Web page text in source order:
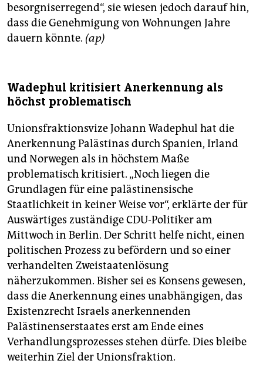
besorgniserregend“, sie wiesen jedoch darauf hin,
dass die Genehmigung von Wohnungen Jahre
dauern könnte. (ap)
Wadephul kritisiert Anerkennung als
höchst problematisch
Unionsfraktionsvize Johann Wadephul hat die
Anerkennung Palästinas durch Spanien, Irland
und Norwegen als in höchstem Maße
problematisch kritisiert. „Noch liegen die
Grundlagen für eine palästinensische
Staatlichkeit in keiner Weise vor“, erklärte der für
Auswärtiges zuständige CDU-Politiker am
Mittwoch in Berlin. Der Schritt helfe nicht, einen
politischen Prozess zu befördern und so einer
verhandelten Zweistaatenlösung
näherzukommen. Bisher sei es Konsens gewesen,
dass die Anerkennung eines unabhängigen, das
Existenzrecht Israels anerkennenden
Palästinenserstaates erst am Ende eines
Verhandlungsprozesses stehen dürfe. Dies bleibe
weiterhin Ziel der Unionsfraktion.